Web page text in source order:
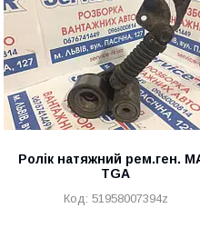
Ролік натяжний рем.ген.
TGA
51958007394z